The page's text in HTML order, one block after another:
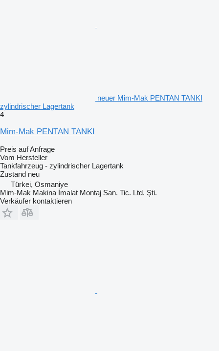
neuer Mim-Mak PENTAN TANKI
zylindrischer Lagertank
4
Mim-Mak PENTAN TANKI
Preis auf Anfrage
Vom Hersteller
Tankfahrzeug - zylindrischer Lagertank
Zustand neu
Türkei, Osmaniye
Mim-Mak Makina İmalat Montaj San. Tic. Ltd. Şti.
Verkäufer kontaktieren